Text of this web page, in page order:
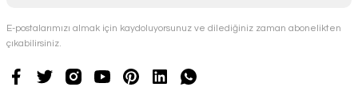
E-postalarımızı almak için kaydoluyorsunuz ve dilediğiniz zaman abonelikten
çıkabilirsiniz.